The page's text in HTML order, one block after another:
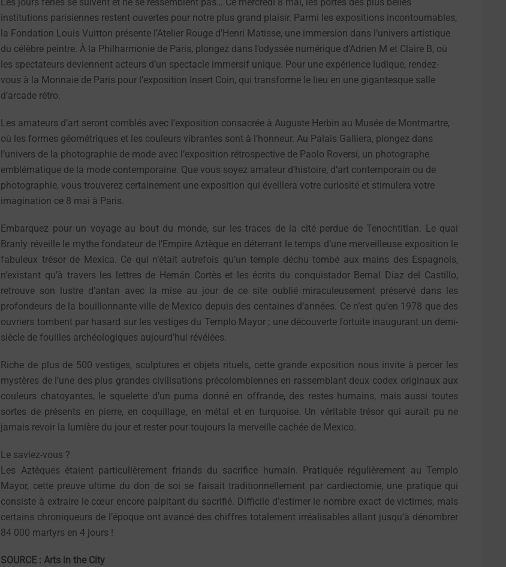
Les jours fériés se suivent et ne se ressemblent pas… Ce mercredi 8 mai, les portes des plus belles
institutions parisiennes restent ouvertes pour notre plus grand plaisir. Parmi les expositions incontournables,
la Fondation Louis Vuitton présente l’Atelier Rouge d’Henri Matisse, une immersion dans l’univers artistique
du célèbre peintre. À la Philharmonie de Paris, plongez dans l’odyssée numérique d’Adrien M et Claire B, où
les spectateurs deviennent acteurs d’un spectacle immersif unique. Pour une expérience ludique, rendez-
vous à la Monnaie de Paris pour l’exposition Insert Coin, qui transforme le lieu en une gigantesque salle
d’arcade rétro.
Les amateurs d’art seront comblés avec l’exposition consacrée à Auguste Herbin au Musée de Montmartre,
où les formes géométriques et les couleurs vibrantes sont à l’honneur. Au Palais Galliera, plongez dans
l’univers de la photographie de mode avec l’exposition rétrospective de Paolo Roversi, un photographe
emblématique de la mode contemporaine. Que vous soyez amateur d’histoire, d’art contemporain ou de
photographie, vous trouverez certainement une exposition qui éveillera votre curiosité et stimulera votre
imagination ce 8 mai à Paris.
Embarquez pour un voyage au bout du monde, sur les traces de la cité perdue de Tenochtitlan. Le quai
Branly réveille le mythe fondateur de l’Empire Aztèque en déterrant le temps d’une merveilleuse exposition le
fabuleux trésor de Mexica. Ce qui n’était autrefois qu’un temple déchu tombé aux mains des Espagnols,
n’existant qu’à travers les lettres de Hernán Cortès et les écrits du conquistador Bernal Díaz del Castillo,
retrouve son lustre d’antan avec la mise au jour de ce site oublié miraculeusement préservé dans les
profondeurs de la bouillonnante ville de Mexico depuis des centaines d’années. Ce n’est qu’en 1978 que des
ouvriers tombent par hasard sur les vestiges du Templo Mayor ; une découverte fortuite inaugurant un demi-
siècle de fouilles archéologiques aujourd’hui révélées.
Riche de plus de 500 vestiges, sculptures et objets rituels, cette grande exposition nous invite à percer les
mystères de l’une des plus grandes civilisations précolombiennes en rassemblant deux codex originaux aux
couleurs chatoyantes, le squelette d’un puma donné en offrande, des restes humains, mais aussi toutes
sortes de présents en pierre, en coquillage, en métal et en turquoise. Un véritable trésor qui aurait pu ne
jamais revoir la lumière du jour et rester pour toujours la merveille cachée de Mexico.
Le saviez-vous ?
Les Aztèques étaient particulièrement friands du sacrifice humain. Pratiquée régulièrement au Templo
Mayor, cette preuve ultime du don de soi se faisait traditionnellement par cardiectomie, une pratique qui
consiste à extraire le cœur encore palpitant du sacrifié. Difficile d’estimer le nombre exact de victimes, mais
certains chroniqueurs de l’époque ont avancé des chiffres totalement irréalisables allant jusqu’à dénombrer
84 000 martyrs en 4 jours !
SOURCE : Arts in the City